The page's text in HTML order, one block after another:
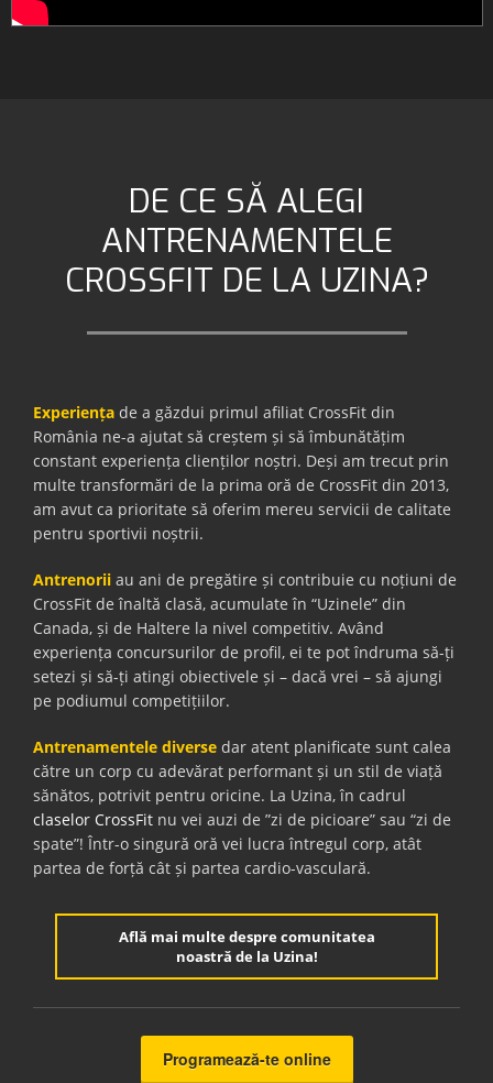
DE CE SĂ ALEGI
ANTRENAMENTELE
CROSSFIT DE LA UZINA?
Experiența de a găzdui primul afiliat CrossFit din
România ne-a ajutat să creștem și să îmbunătățim
constant experiența clienților noștri. Deși am trecut prin
multe transformări de la prima oră de CrossFit din 2013,
am avut ca prioritate să oferim mereu servicii de calitate
pentru sportivii noștrii.
Antrenorii au ani de pregătire și contribuie cu noțiuni de
CrossFit de înaltă clasă, acumulate în “Uzinele” din
Canada, și de Haltere la nivel competitiv. Având
experiența concursurilor de profil, ei te pot îndruma să-ți
setezi și să-ți atingi obiectivele și – dacă vrei – să ajungi
pe podiumul competițiilor.
Antrenamentele diverse dar atent planificate sunt calea
către un corp cu adevărat performant și un stil de viață
sănătos, potrivit pentru oricine. La Uzina, în cadrul
claselor CrossFit nu vei auzi de ”zi de picioare” sau “zi de
spate”! Într-o singură oră vei lucra întregul corp, atât
partea de forță cât și partea cardio-vasculară.
Află mai multe despre comunitatea
noastră de la Uzina!
Programează-te online